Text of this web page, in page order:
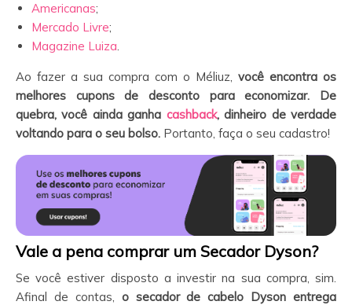
Americanas;
Mercado Livre;
Magazine Luiza.
Ao fazer a sua compra com o Méliuz, você encontra os
melhores cupons de desconto para economizar. De
quebra, você ainda ganha cashback, dinheiro de verdade
voltando para o seu bolso. Portanto, faça o seu cadastro!
Vale a pena comprar um Secador Dyson?
Se você estiver disposto a investir na sua compra, sim.
Afinal de contas, o secador de cabelo Dyson entrega